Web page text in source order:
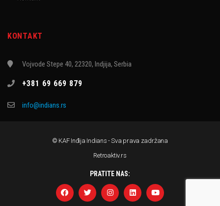
KONTAKT
Vojvode Stepe 40, 22320, Indjija, Serbia
+381 69 669 879
info@indians.rs
© KAF Inđija Indians - Sva prava zadržana
Retroaktiv.rs
PRATITE NAS: